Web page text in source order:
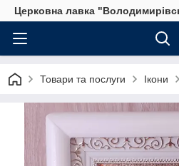
Церковна лавка
Товари та послуги Ікони